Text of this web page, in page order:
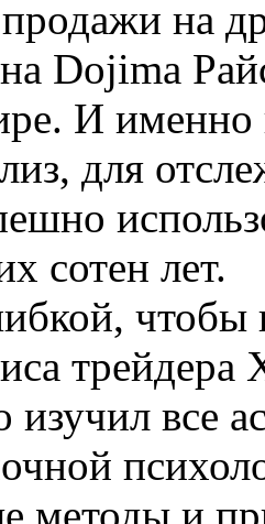
на
Dojima
И именно
для
сотен лет.
чтобы
изучил все
методы и